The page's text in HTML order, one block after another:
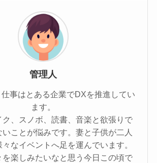
管理人
事はとある企業でDXを推進してい
ます。
ク、スノボ、読書、音楽と欲張りで
いことが悩みです。妻と子供が二人
なイベントへ足を運んでいます。
を楽しみたいなと思う今日この頃で